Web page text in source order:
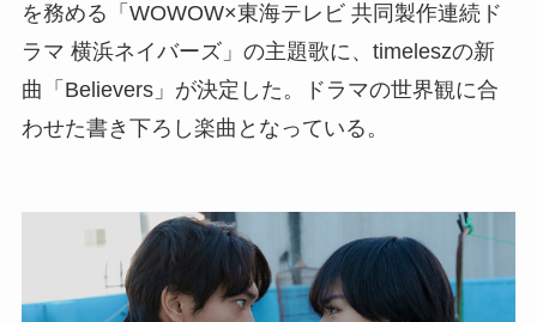
を務める「WOWOW×東海テレビ 共同製作連続ド
ラマ 横浜ネイバーズ」の主題歌に、timeleszの新
曲「Believers」が決定した。ドラマの世界観に合
わせた書き下ろし楽曲となっている。